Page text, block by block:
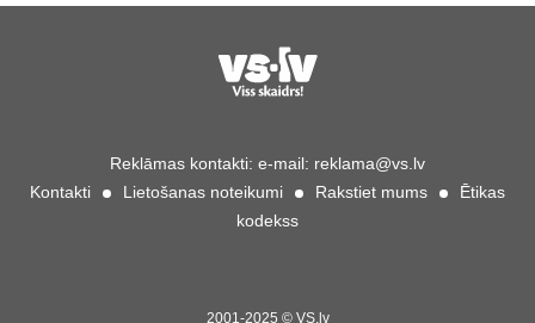
Reklāmas kontakti: e-mail: reklama@vs.lv
Kontakti
Lietošanas noteikumi Rakstiet mums
Ētikas
kodekss
2001-2025 © VS.lv